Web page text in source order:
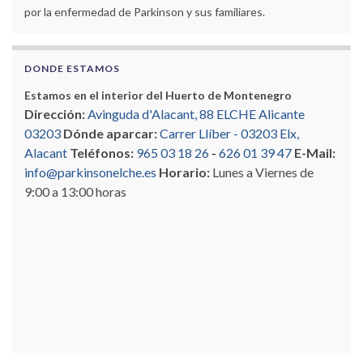
por la enfermedad de Parkinson y sus familiares.
DONDE ESTAMOS
Estamos en el interior del Huerto de Montenegro
Dirección:Avinguda d'Alacant, 88 ELCHE Alicante
03203 Dónde aparcar:Carrer Llíber - 03203 Elx,
Alacant Teléfonos: 965 03 18 26 - 626 01 39 47 E-Mail:
info@parkinsonelche.es Horario: Lunes a Viernes de
9:00 a 13:00 horas